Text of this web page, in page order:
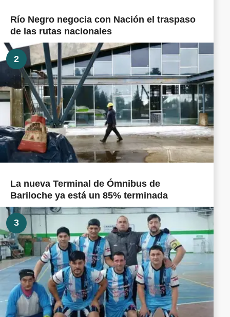
Río Negro negocia con Nación el traspaso
de las rutas nacionales
2
La nueva Terminal de Ómnibus de
Bariloche ya está un 85% terminada
3